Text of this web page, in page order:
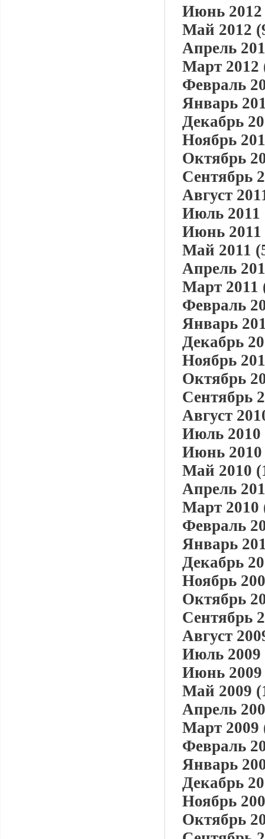
Июнь 2012
Май 2012
Апрель
Март 2012
Февраль
Январь
Декабрь
Ноябрь
Октябрь
Сентябрь
Август
Июль 2011
Июнь 2011
Май 2011
Апрель
Март 2011
Февраль
Январь
Декабрь
Ноябрь
Октябрь
Сентябрь
Август
Июль 2010
Июнь 2010
Май 2010
Апрель
Март 2010
Февраль
Январь
Декабрь
Ноябрь
Октябрь
Сентябрь
Август
Июль 2009
Июнь 2009
Май 2009
Апрель
Март 2009
Февраль
Январь
Декабрь
Ноябрь
Октябрь